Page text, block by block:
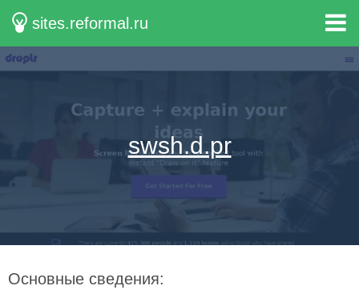
sites.reformal.ru
swsh.d.pr
Основные сведения: